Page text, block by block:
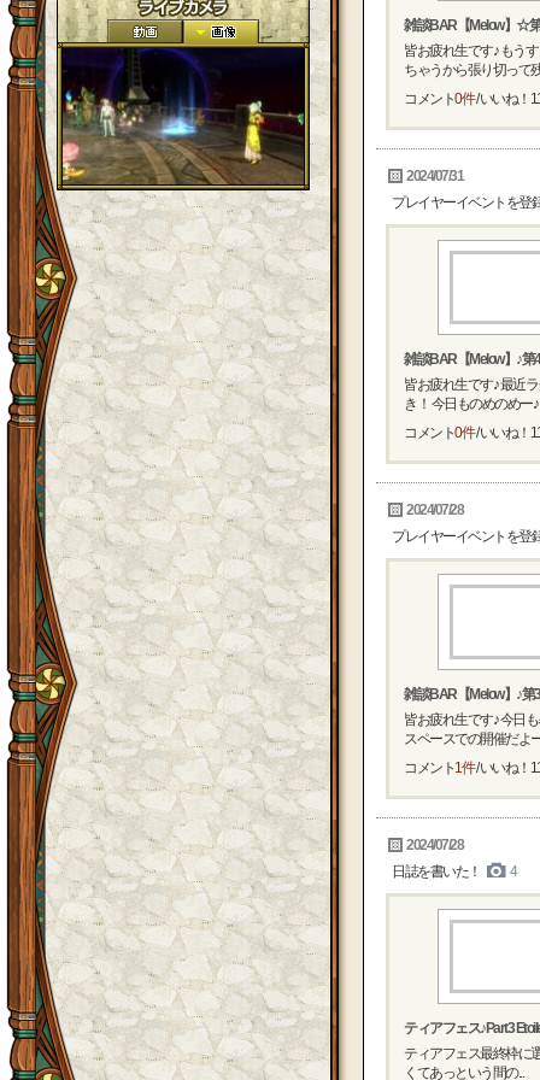
雑談BAR【Melow】☆
皆お疲れ生です♪ もう
ちゃうから張り切って
コメント0件/ いいね！
2024/07/31
プレイヤーイベントを登
雑談BAR【Melow】♪第
皆お疲れ生です♪ 最近
き！ 今日ものめのめー♪
コメント0件/ いいね！
2024/07/28
プレイヤーイベントを登
雑談BAR【Melow】♪
皆お疲れ生です♪ 今日
スペースでの開催だよ
コメント1件/ いいね！
2024/07/28
日誌を書いた！
4
ティアフェス♪Part3
ティアフェス最終枠に
くてあっという間の...